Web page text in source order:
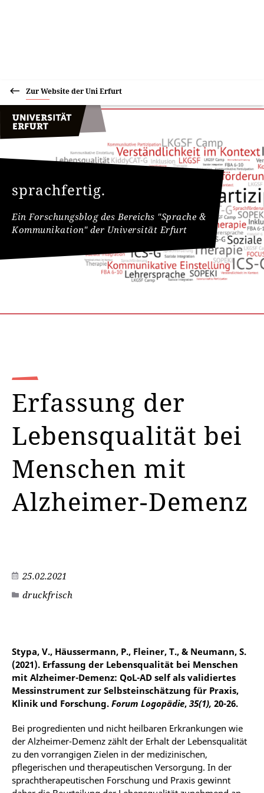
Zur Website der Uni Erfurt
sprachfertig.
Ein Forschungsblog des Bereichs "Sprache &
Kommunikation" der Universität Erfurt
Erfassung der
Lebensqualität bei
Menschen mit
Alzheimer-Demenz
25.02.2021
druckfrisch
Stypa, V., Häussermann, P., Fleiner, T., & Neumann, S.
(2021). Erfassung der Lebensqualität bei Menschen
mit Alzheimer-Demenz: QoL-AD self als validiertes
Messinstrument zur Selbsteinschätzung für Praxis,
Klinik und Forschung. Forum Logopädie, 35(1), 20-26.
Bei progredienten und nicht heilbaren Erkrankungen wie
der Alzheimer-Demenz zählt der Erhalt der Lebensqualität
zu den vorrangigen Zielen in der medizinischen,
pflegerischen und therapeutischen Versorgung. In der
sprachtherapeutischen Forschung und Praxis gewinnt